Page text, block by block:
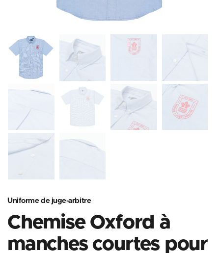
Uniforme de juge-arbitre
Chemise Oxford à
manches courtes pour